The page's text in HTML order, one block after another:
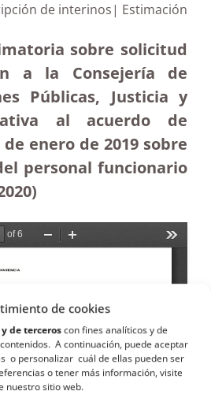
de cookies
de terceroscon fines analíticos y de
A continuación, puede aceptar
o personalizar cuál de ellas pueden ser
o tener más información, visite
nuestro sitio web.
de interinos| Estimación
sobre solicitud
a la Consejería de
Públicas, Justicia y
al acuerdo de
enero de 2019 sobre
personal funcionario